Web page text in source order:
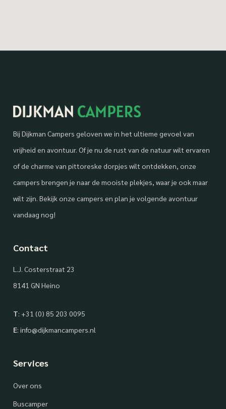
Bij Dijkman Campers geloven we in het ultieme gevoel van
vrijheid en avontuur. Of je nu de rust van de natuur wilt ervaren
of de charme van pittoreske dorpjes wilt ontdekken, onze
campers brengen je naar de mooiste plekjes, waar je ook maar
wilt zijn. Bekijk onze campers en plan je volgende avontuur
vandaag nog!
Contact
L.J. Costerstraat 23
8141 GN Heino
T:+31 (0) 85 203 0095
E:info@dijkmancampers.nl
Services
Over ons
Buscamper